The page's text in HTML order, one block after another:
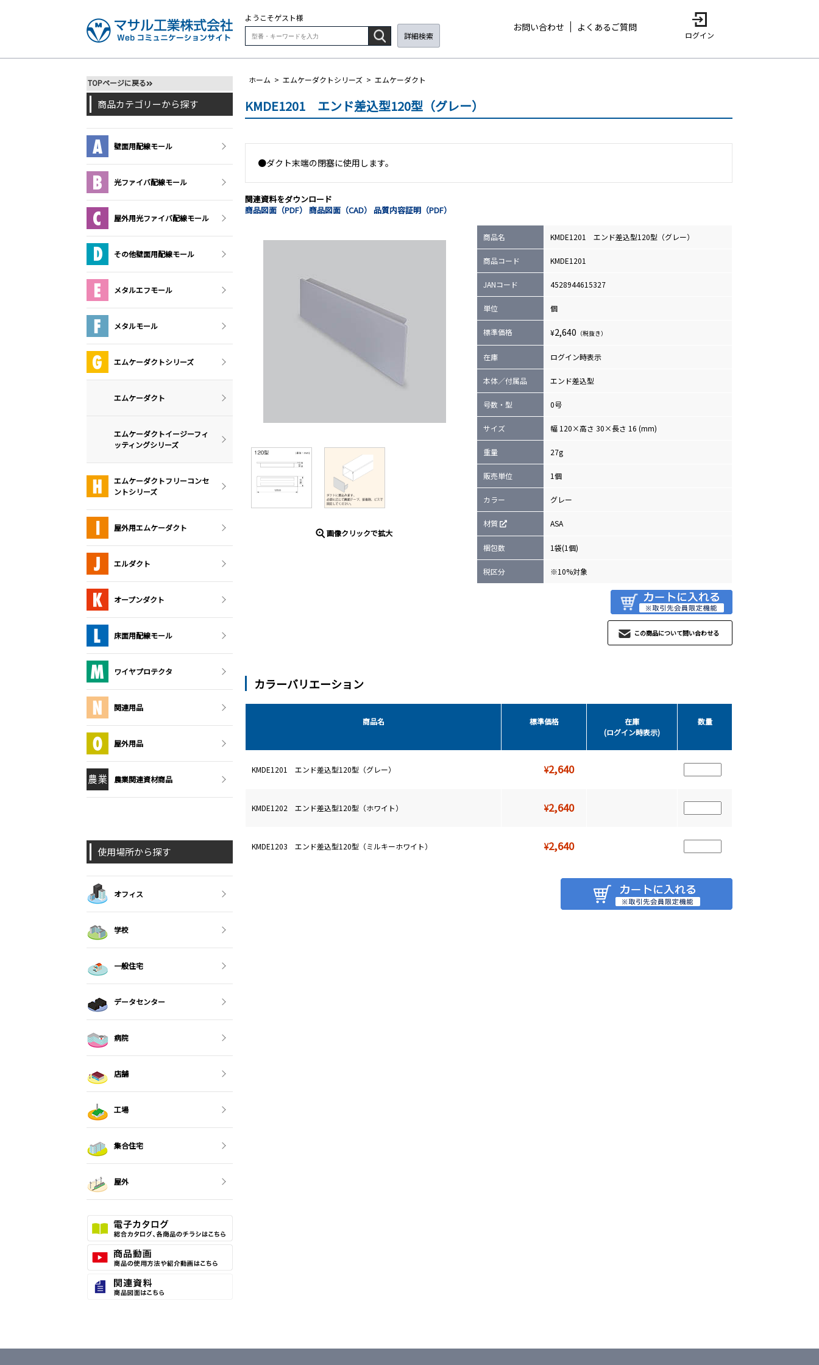
ようこそゲスト様
詳細検索
お問い合わせ よくあるご質問
ログイン
ホーム > エムケーダクトシリーズ > エムケーダクト
KMDE1201 エンド差込型120型（グレー）
●ダクト末端の閉塞に使用します。
関連資料をダウンロード
商品図面（PDF）
商品図面（CAD） 品質内容証明（PDF）
画像クリックで拡大
商品名 KMDE1201 エンド差込型120型（グレー）
商品コード KMDE1201
JANコード 4528944615327
単位 個
標準価格 ¥2,640 （税抜き）
在庫 ログイン時表示
本体／付属品 エンド差込型
号数・型 0号
サイズ 幅 120×高さ 30×長さ 16 (mm)
重量 27g
販売単位 1個
カラー グレー
材質 ASA
梱包数 1袋(1個)
税区分 ※10%対象
この商品について問い合わせる
カラーバリエーション
商品名 標準価格
在庫
(ログイン時表示)
数量
KMDE1201 エンド差込型120型（グレー） ¥2,640
KMDE1202 エンド差込型120型（ホワイト） ¥2,640
KMDE1203 エンド差込型120型（ミルキーホワイト） ¥2,640
TOPページに戻る
商品カテゴリーから探す
壁面用配線モール
光ファイバ配線モール
屋外用光ファイバ配線モール
その他壁面用配線モール
メタルエフモール
メタルモール
エムケーダクトシリーズ
エムケーダクト
エムケーダクトイージーフィ
ッティングシリーズ
エムケーダクトフリーコンセ
ントシリーズ
屋外用エムケーダクト
エルダクト
オープンダクト
床面用配線モール
ワイヤプロテクタ
関連用品
屋外用品
農業関連資材商品
使用場所から探す
オフィス
学校
一般住宅
データセンター
病院
店舗
工場
集合住宅
屋外